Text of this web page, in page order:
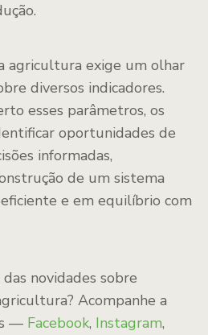
agricultura exige um olhar
diversos indicadores.
esses parâmetros, os
oportunidades de
informadas,
de um sistema
e em equilíbrio com
novidades sobre
Acompanhe a
— Facebook, Instagram,